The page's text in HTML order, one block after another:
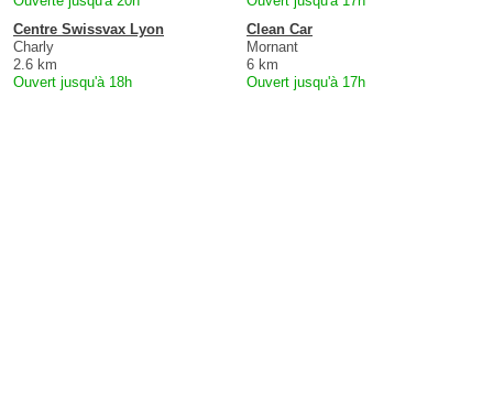
Centre Swissvax Lyon
Charly
2.6 km
Ouvert jusqu'à 18h
Clean Car
Mornant
6 km
Ouvert jusqu'à 17h